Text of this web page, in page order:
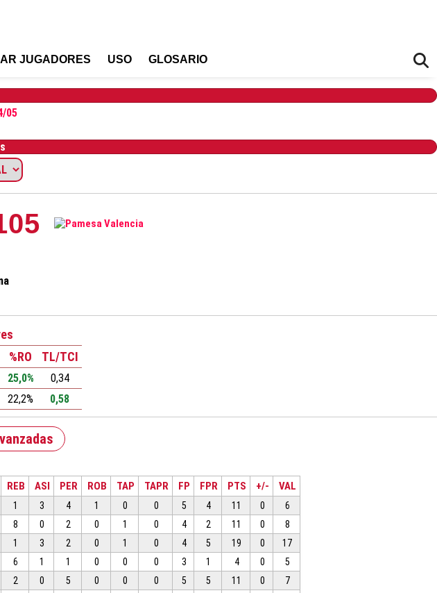
JUGADORES USO GLOSARIO
05
%RO TL/TCI
25,0%
0,34
22,2% 0,58
REB ASI PER ROB TAP TAPR FP FPR PTS +/- VAL
1 3 4 1 0 0 5 4 11 0
6
8 0 2 0 1 0 4 2 11 0
8
1 3 2 0 1 0 4 5 19 0
17
6 1 1 0 0 0 3 1 4 0
5
2 0 5 0 0 0 5 5 11 0
7